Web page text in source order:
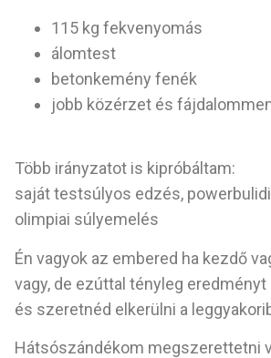
115 kg fekvenyomás
álomtest
betonkemény fenék
jobb közérzet és
Több irányzatot is kipróbáltam:
saját testsúlyos edzés,
olimpiai súlyemelés
Én vagyok az embered ha kezdő
vagy, de ezúttal tényleg
és szeretnéd elkerülni a
Hátsószándékom megszerettetni